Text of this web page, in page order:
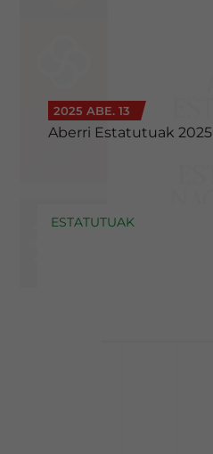
2025 ABE. 13
Aberri Estatutuak 2025
ESTATUTUAK